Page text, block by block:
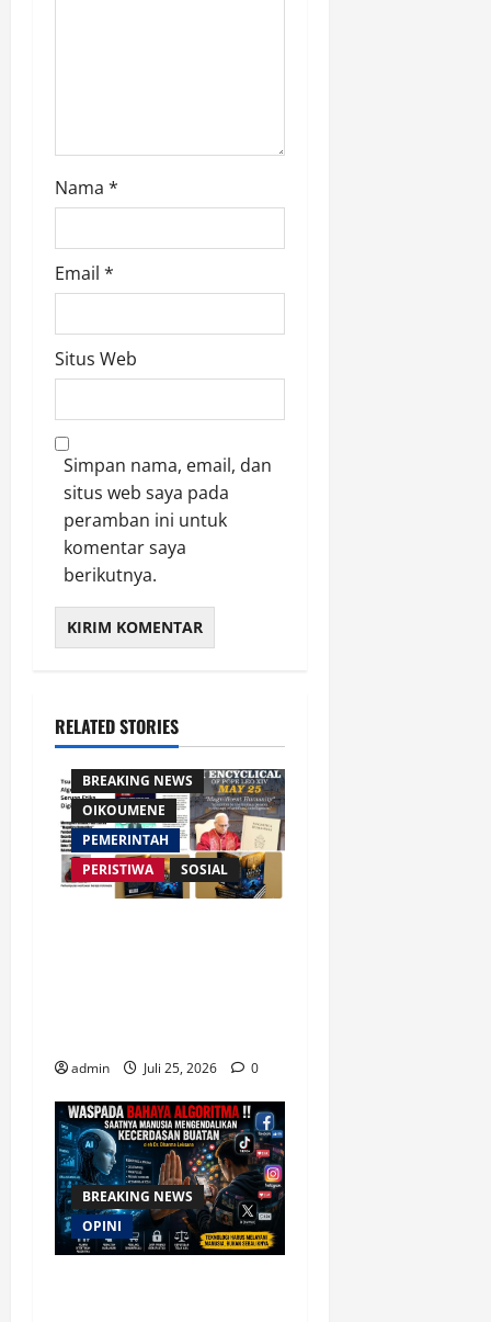
Nama *
Email *
Situs Web
Simpan nama, email, dan
situs web saya pada
peramban ini untuk
komentar saya
berikutnya.
RELATED STORIES
AGAMA
BREAKING NEWS
OIKOUMENE
PEMERINTAH
PERISTIWA
SOSIAL
admin Juli 25, 2026 0
BREAKING NEWS
OPINI